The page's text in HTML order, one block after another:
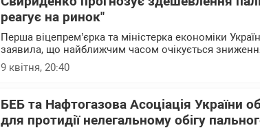
реагує на ринок"
Перша віцепрем’єрка та міністерка економіки
заявила, що найближчим часом очікується
9 квітня, 20:40
БЕБ та Нафтогазова Асоціація України
для протидії нелегальному обігу